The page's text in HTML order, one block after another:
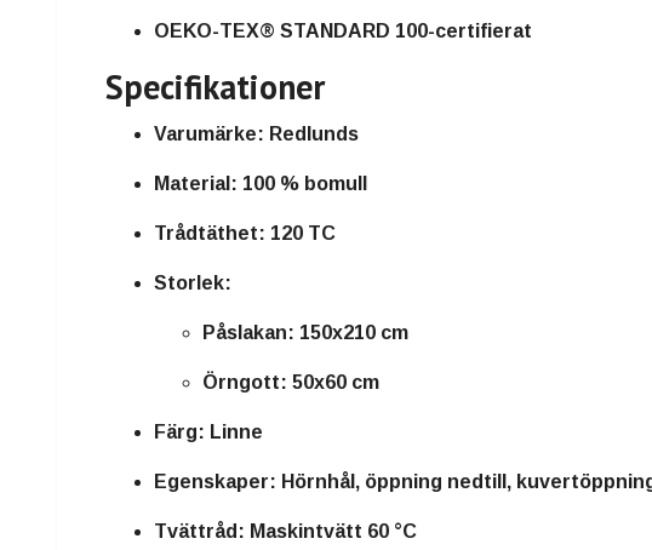
OEKO-TEX® STANDARD 100-certifierat
Specifikationer
Varumärke: Redlunds
Material: 100 % bomull
Trådtäthet: 120 TC
Storlek:
Påslakan: 150x210 cm
Örngott: 50x60 cm
Färg: Linne
Egenskaper: Hörnhål, öppning nedtill,
Tvättråd: Maskintvätt 60 °C